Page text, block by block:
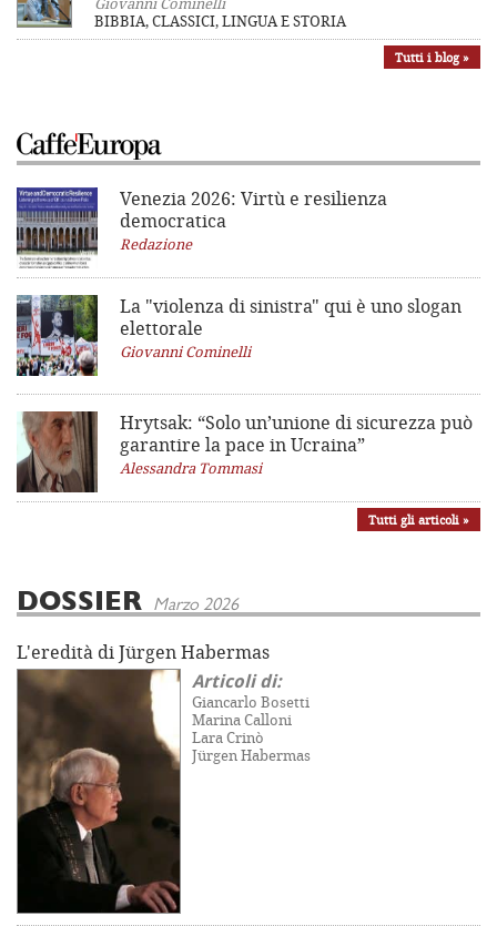
BIBBIA, CLASSICI, LINGUA E STORIA
Tutti i blog »
Venezia 2026: Virtù e resilienza
democratica
Redazione
La "violenza di sinistra" qui è uno slogan
elettorale
Giovanni Cominelli
Hrytsak: “Solo un’unione di sicurezza può
garantire la pace in Ucraina”
Alessandra Tommasi
Tutti gli articoli »
DOSSIER Marzo 2026
L'eredità di Jürgen Habermas
Articoli di:
Giancarlo Bosetti
Marina Calloni
Lara Crinò
Jürgen Habermas